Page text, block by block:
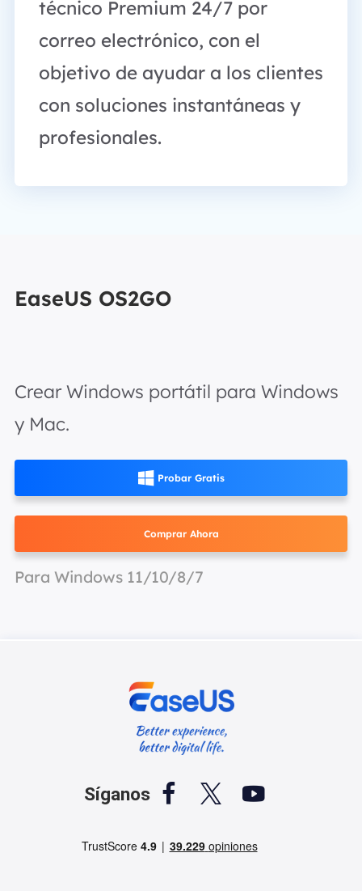
técnico Premium 24/7 por
correo electrónico, con el
objetivo de ayudar a los clientes
con soluciones instantáneas y
profesionales.
EaseUS OS2GO
Crear Windows portátil para Windows
y Mac.
 Probar Gratis
Comprar Ahora
Para Windows 11/10/8/7
Síganos   